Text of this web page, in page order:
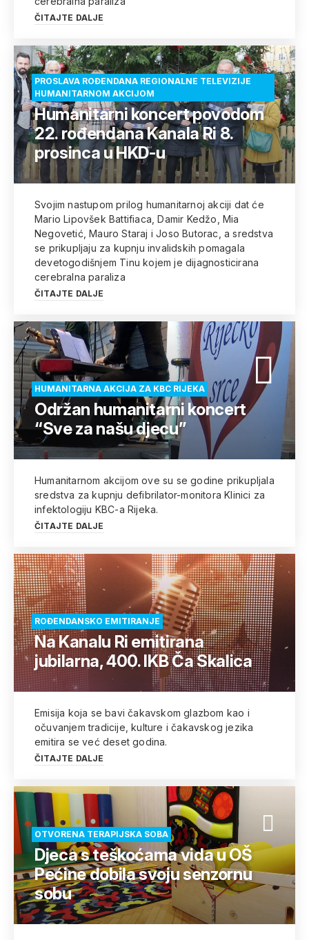
ČITAJTE DALJE
PROSLAVA ROĐENDANA REGIONALNE TELEVIZIJE
HUMANITARNOM AKCIJOM
Humanitarni koncert povodom
22. rođendana Kanala Ri 8.
prosinca u HKD-u
Svojim nastupom prilog humanitarnoj akciji dat će
Mario Lipovšek Battifiaca, Damir Kedžo, Mia
Negovetić, Mauro Staraj i Joso Butorac, a sredstva
se prikupljaju za kupnju invalidskih pomagala
devetogodišnjem Tinu kojem je dijagnosticirana
cerebralna paraliza
ČITAJTE DALJE
HUMANITARNA AKCIJA ZA KBC RIJEKA
Održan humanitarni koncert
“Sve za našu djecu”
Humanitarnom akcijom ove su se godine prikupljala
sredstva za kupnju defibrilator-monitora Klinici za
infektologiju KBC-a Rijeka.
ČITAJTE DALJE
ROĐENDANSKO EMITIRANJE
Na Kanalu Ri emitirana
jubilarna, 400. IKB Ča Skalica
Emisija koja se bavi čakavskom glazbom kao i
očuvanjem tradicije, kulture i čakavskog jezika
emitira se već deset godina.
ČITAJTE DALJE
OTVORENA TERAPIJSKA SOBA
Djeca s teškoćama vida u OŠ
Pećine dobila svoju senzornu
sobu